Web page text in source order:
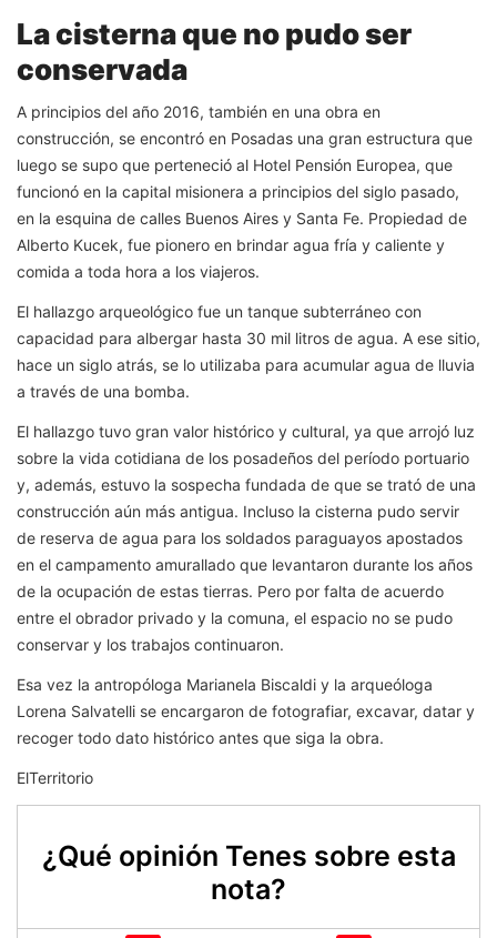
La cisterna que no pudo ser
conservada
A principios del año 2016, también en una obra en
construcción, se encontró en Posadas una gran estructura que
luego se supo que perteneció al Hotel Pensión Europea, que
funcionó en la capital misionera a principios del siglo pasado,
en la esquina de calles Buenos Aires y Santa Fe. Propiedad de
Alberto Kucek, fue pionero en brindar agua fría y caliente y
comida a toda hora a los viajeros.
El hallazgo arqueológico fue un tanque subterráneo con
capacidad para albergar hasta 30 mil litros de agua. A ese sitio,
hace un siglo atrás, se lo utilizaba para acumular agua de lluvia
a través de una bomba.
El hallazgo tuvo gran valor histórico y cultural, ya que arrojó luz
sobre la vida cotidiana de los posadeños del período portuario
y, además, estuvo la sospecha fundada de que se trató de una
construcción aún más antigua. Incluso la cisterna pudo servir
de reserva de agua para los soldados paraguayos apostados
en el campamento amurallado que levantaron durante los años
de la ocupación de estas tierras. Pero por falta de acuerdo
entre el obrador privado y la comuna, el espacio no se pudo
conservar y los trabajos continuaron.
Esa vez la antropóloga Marianela Biscaldi y la arqueóloga
Lorena Salvatelli se encargaron de fotografiar, excavar, datar y
recoger todo dato histórico antes que siga la obra.
ElTerritorio
¿Qué opinión Tenes sobre esta
nota?